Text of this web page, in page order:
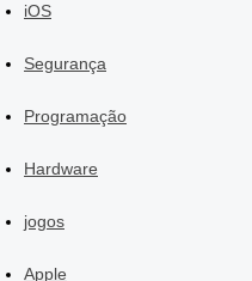
iOS
Segurança
Programação
Hardware
jogos
Apple